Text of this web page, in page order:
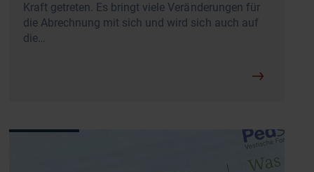
Kraft getreten. Es bringt viele Veränderungen für
die Abrechnung mit sich und wird sich auch auf
die…